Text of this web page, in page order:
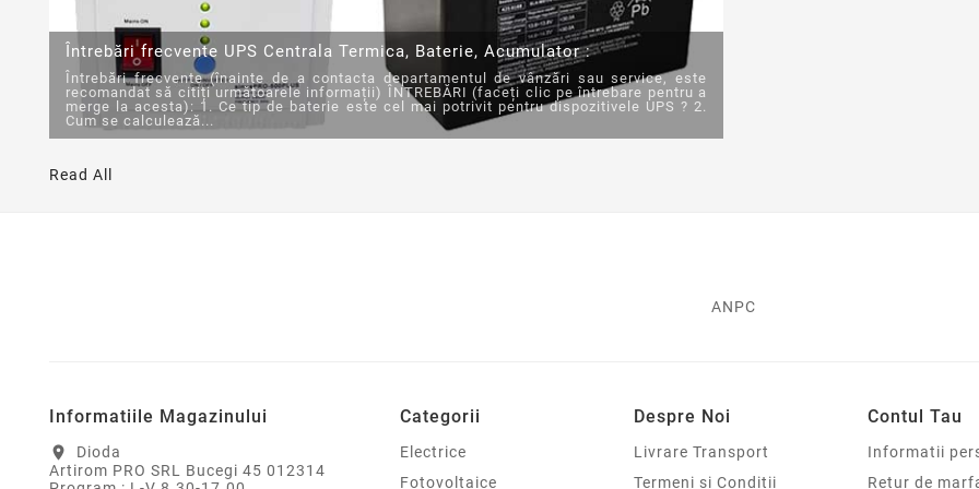
Întrebări frecvente UPS Centrala Termica, Baterie, Acumulator :
Întrebări frecvente (înainte de a contacta departamentul de vânzări sau service, este
recomandat să citiți următoarele informații) ÎNTREBĂRI (faceți clic pe întrebare pentru a
merge la acesta): 1. Ce tip de baterie este cel mai potrivit pentru dispozitivele UPS ? 2.
Cum se calculează...
Read All
ANPC
Informatiile Magazinului
location_on
Dioda
Artirom PRO SRL Bucegi 45 012314
Categorii
Electrice
Fotovoltaice
Despre Noi
Livrare Transport
Termeni si Conditii
Contul Tau
Informatii
Retur de